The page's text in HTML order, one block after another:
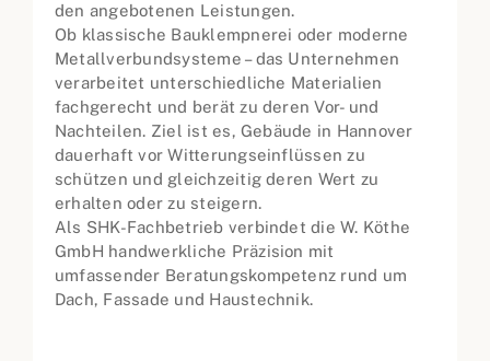
den angebotenen Leistungen.
Ob klassische Bauklempnerei oder moderne
Metallverbundsysteme – das Unternehmen
verarbeitet unterschiedliche Materialien
fachgerecht und berät zu deren Vor- und
Nachteilen. Ziel ist es, Gebäude in Hannover
dauerhaft vor Witterungseinflüssen zu
schützen und gleichzeitig deren Wert zu
erhalten oder zu steigern.
Als SHK-Fachbetrieb verbindet die W. Köthe
GmbH handwerkliche Präzision mit
umfassender Beratungskompetenz rund um
Dach, Fassade und Haustechnik.